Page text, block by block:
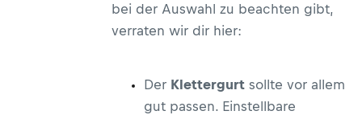
bei der Auswahl zu beachten gibt,
verraten wir dir hier:
Der Klettergurt sollte vor allem
gut passen. Einstellbare